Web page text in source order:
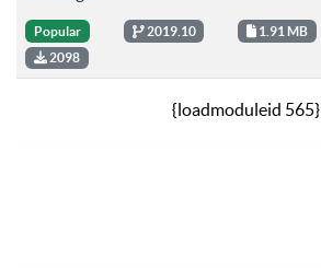
Popular 2019.10
1.91 MB
2098
{loadmoduleid 565}